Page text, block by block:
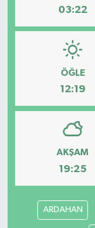
03:22
ÖĞLE
12:19
AKŞAM
19:25
ARDAHAN